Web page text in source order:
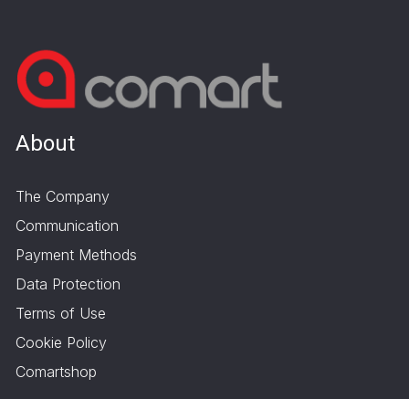
About
The Company
Communication
Payment Methods
Data Protection
Terms of Use
Cookie Policy
Comartshop